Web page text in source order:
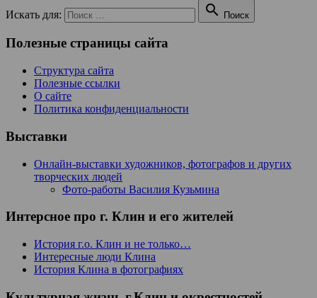
Искать для:  Поиск
Полезные страницы сайта
Структура сайта
Полезные ссылки
О сайте
Политика конфиденциальности
Выставки
Онлайн-выставки художников, фотографов и других
творческих людей
Фото-работы Василия Кузьмина
Интерсное про г. Клин и его жителей
История г.о. Клин и не только…
Интересные люди Клина
История Клина в фотографиях